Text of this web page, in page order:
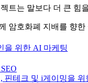
트는 말보다 더 큰 힘
암호화폐 지배를 향
을 위한 AI 마케팅
핀테크 및 i게이밍을 위